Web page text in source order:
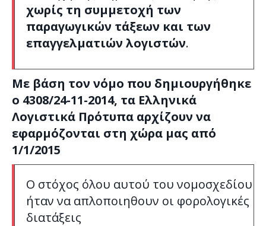
χωρίς τη συμμετοχή των
παραγωγικών τάξεων και των
επαγγελματιών λογιστών.
Με βάση τον νόμο που δημιουργήθηκε
ο 4308/24-11-2014, τα Ελληνικά
Λογιστικά Πρότυπα αρχίζουν να
εφαρμόζονται στη χώρα μας από
1/1/2015
Ο στόχος όλου αυτού του νομοσχεδίου
ήταν να απλοποιηθουν οι φορολογικές
διατάξεις